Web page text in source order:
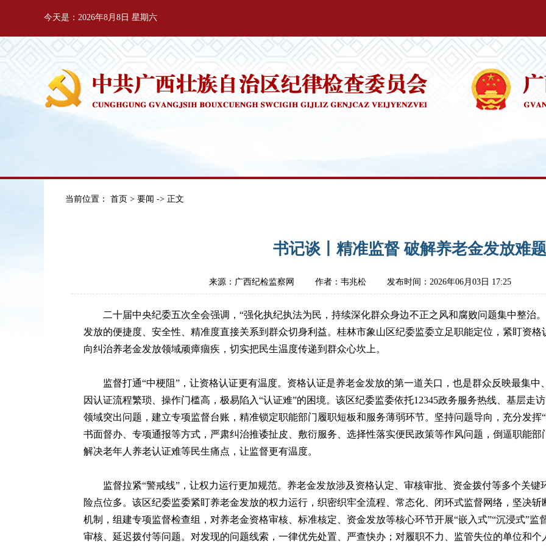
今天是：2026年8月8日 星期六
当前位置： 首页 > 要闻 -> 正文
书记谈丨精准监督 破解养老金发放难题
来源：广西纪检监察网 作者：韦兆松 发布时间：2026年06月03日 17:25
二十届中央纪委五次全会强调，“强化执纪执法为民，持续深化群众身边不正之风和腐败问题集中整治
发放的便捷度、安全性、精准度直接关系到群众切身利益。桂林市象山区纪委监委立足职能定位，紧盯资
向纠治养老金发放领域顽瘴痼疾，切实把民生温度传递到群众心坎上。
监督打通“中梗阻”，让资格认证更有温度。资格认证是养老金发放的第一道关口，也是群众反映最集中
因认证流程繁琐、操作门槛高，极易陷入“认证难”的困境。该区纪委监委依托12345政务服务热线、基层走
领域突出问题，建立专项监督台账，精准锁定职能部门履职短板和服务薄弱环节。坚持问题导向，充分发
书面督办、专项通报等方式，严肃纠治推诿扯皮、敷衍服务、选择性落实便民政策等作风问题，倒逼职能
解决老年人养老认证难等民生痛点，让监督更有温度。
监督拉紧“警戒线”，让权力运行更加规范。养老金发放涉及资格认定、审核审批、资金拨付等多个关键
险点位多。该区纪委监委紧盯养老金发放的权力运行，织密织牢全流程、常态化、闭环式监督网络，坚决
机制，组建专项监督检查组，对养老金资格审核、标准核定、资金发放等核心环节开展“嵌入式”“沉浸式”
审核、延迟拨付等问题。对发现的问题线索，一律优先处置、严查快办；对履职不力、监管失位的单位和个